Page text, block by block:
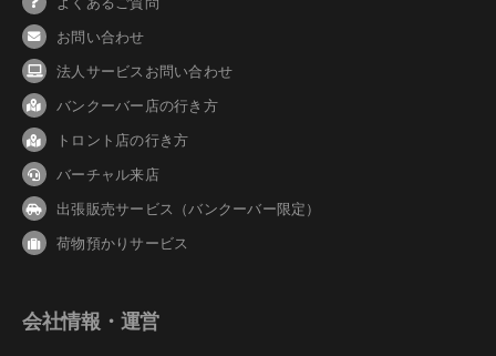
お問い合わせ
法人サービスお問い合わせ
バンクーバー 店の行き方
トロント店の行き方
バーチャル来店
出張販売サービス（バンクーバー限定）
荷物預かりサービス
会社情報・運営